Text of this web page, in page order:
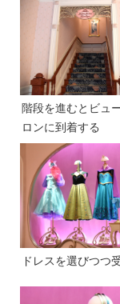
階段を進むとビュ
ロンに到着する
ドレスを選びつつ